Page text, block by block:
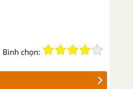
Bình chọn: